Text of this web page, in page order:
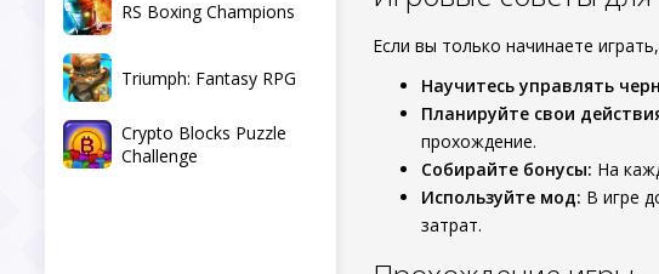
RS Boxing Champions
Triumph: Fantasy RPG
Crypto Blocks Puzzle
Challenge
Если вы только начинаете
Научитесь управлять
Планируйте свои
прохождение.
Собирайте бонусы: На
Используйте мод: В игре
затрат.